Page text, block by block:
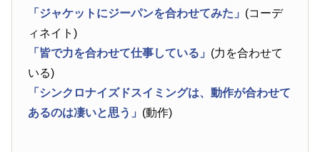
「ジャケットにジーパンを合わせてみた」 (コーデ
ィネイト)
「皆で力を合わせて仕事している」 (力を合わせて
いる)
「シンクロナイズドスイミングは、動作が合わせて
あるのは凄いと思う」 (動作)